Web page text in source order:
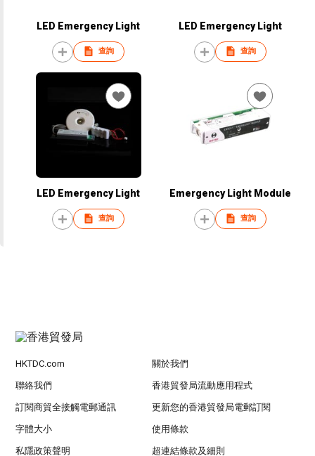
LED Emergency Light
查詢
LED Emergency Light
查詢
LED Emergency Light
查詢
Emergency Light Module
查詢
HKTDC.com 關於我們
聯絡我們 香港貿發局流動應用程式
訂閱商貿全接觸電郵通訊 更新您的香港貿發局電郵訂閱
字體大小 使用條款
私隱政策聲明 超連結條款及細則